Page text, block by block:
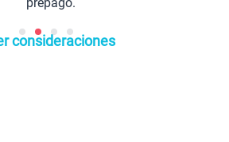
consideraciones